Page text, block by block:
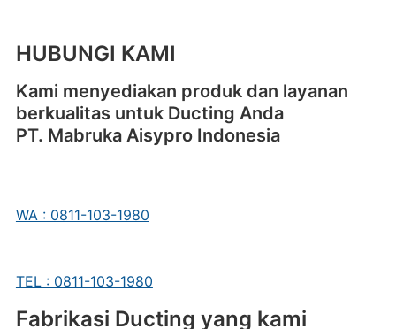
HUBUNGI KAMI
Kami menyediakan produk dan layanan
berkualitas untuk Ducting Anda
PT. Mabruka Aisypro Indonesia
WA : 0811-103-1980
TEL : 0811-103-1980
Fabrikasi Ducting yang kami